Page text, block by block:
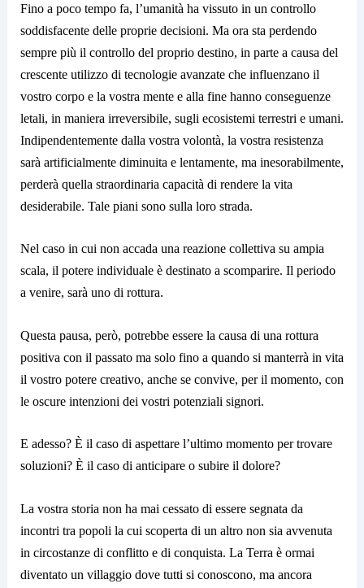
Fino a poco tempo fa, l’umanità ha vissuto in un controllo
soddisfacente delle proprie decisioni. Ma ora sta perdendo
sempre più il controllo del proprio destino, in parte a causa del
crescente utilizzo di tecnologie avanzate che influenzano il
vostro corpo e la vostra mente e alla fine hanno conseguenze
letali, in maniera irreversibile, sugli ecosistemi terrestri e umani.
Indipendentemente dalla vostra volontà, la vostra resistenza
sarà artificialmente diminuita e lentamente, ma inesorabilmente,
perderà quella straordinaria capacità di rendere la vita
desiderabile. Tale piani sono sulla loro strada.
Nel caso in cui non accada una reazione collettiva su ampia
scala, il potere individuale è destinato a scomparire. Il periodo
a venire, sarà uno di rottura.
Questa pausa, però, potrebbe essere la causa di una rottura
positiva con il passato ma solo fino a quando si manterrà in vita
il vostro potere creativo, anche se convive, per il momento, con
le oscure intenzioni dei vostri potenziali signori.
E adesso? È il caso di aspettare l’ultimo momento per trovare
soluzioni? È il caso di anticipare o subire il dolore?
La vostra storia non ha mai cessato di essere segnata da
incontri tra popoli la cui scoperta di un altro non sia avvenuta
in circostanze di conflitto e di conquista. La Terra è ormai
diventato un villaggio dove tutti si conoscono, ma ancora